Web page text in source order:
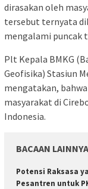
dirasakan oleh
tersebut ternyata
mengalami puncak
Plt Kepala BMKG
Geofisika) Stasiun
mengatakan,
masyarakat di
Indonesia.
BACAAN LAINNYA
Potensi Raksasa
Pesantren untuk